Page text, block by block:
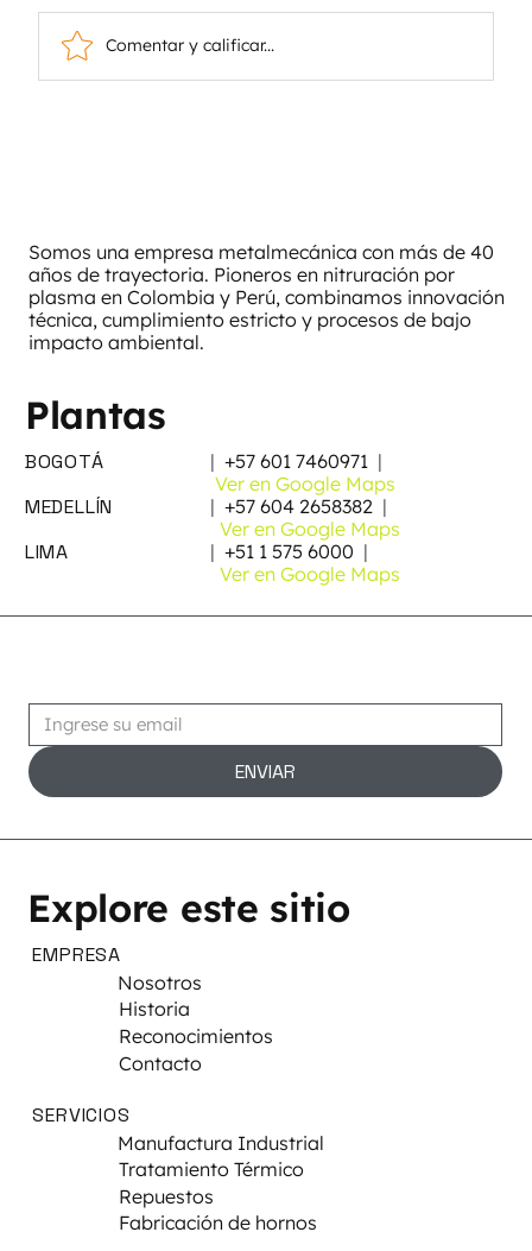
Comentar y calificar...
Somos una empresa metalmecánica con más de 40
años de trayectoria. Pioneros en nitruración por
plasma en Colombia y Perú, combinamos innovación
técnica, cumplimiento estricto y procesos de bajo
impacto ambiental.
Plantas
BOGOTÁ | +57 601 7460971 |
Ver en Google Maps
MEDELLÍN | +57 604 2658382 |
Ver en Google Maps
LIMA | +51 1 575 6000 |
Ver en Google Maps
ENVIAR
Explore este sitio
EMPRESA
Nosotros
Historia
Reconocimientos
Contacto
SERVICIOS
Manufactura Industrial
Tratamiento Térmico
Repuestos
Fabricación de hornos